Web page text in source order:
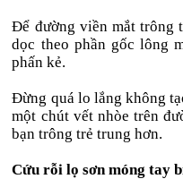
Để đường viền mắt trông
dọc theo phần gốc lông
phấn kẻ.
Đừng quá lo lắng không
một chút vết nhòe trên
bạn trông trẻ trung hơn.
Cứu rỗi lọ sơn móng tay